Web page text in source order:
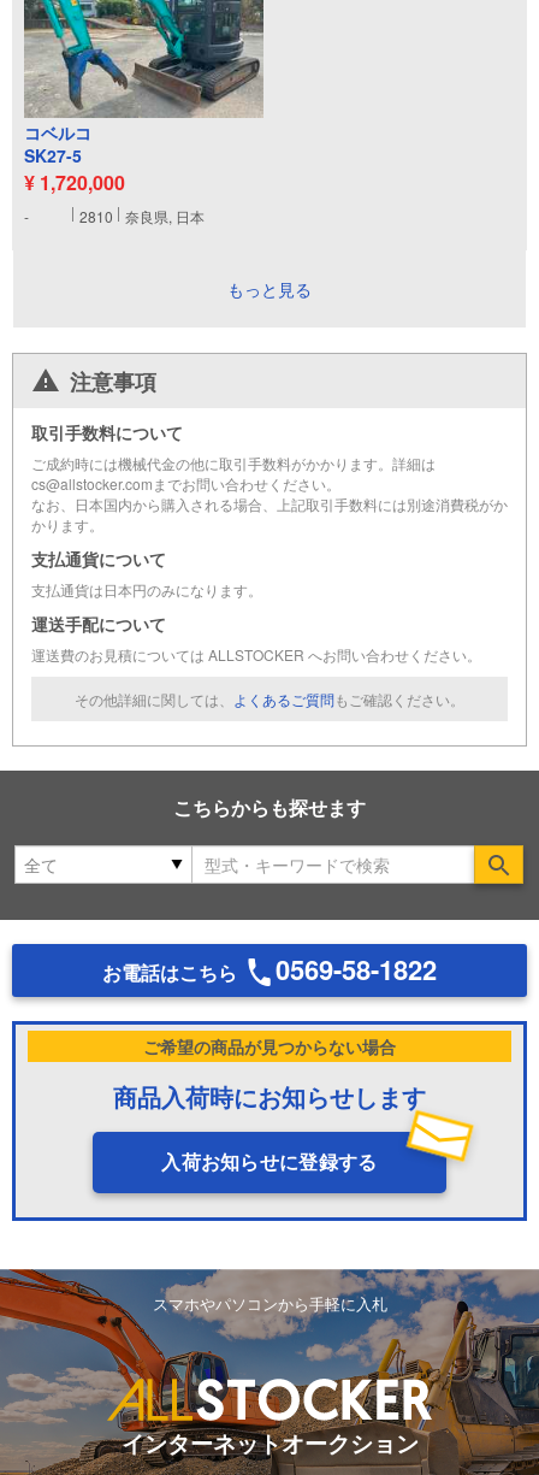
コベルコ
SK27-5
¥ 1,720,000
- 2810 奈良県, 日本
もっと見る
注意事項
取引手数料について
ご成約時には機械代金の他に取引手数料がかかります。詳細は
cs@allstocker.comまでお問い合わせください。
なお、日本国内から購入される場合、上記取引手数料には別途消費税がか
かります。
支払通貨について
支払通貨は日本円のみになります。
運送手配について
運送費のお見積については ALLSTOCKER へお問い合わせください。
その他詳細に関しては、 よくあるご質問もご確認ください。
こちらからも探せます
お電話はこちら 0569-58-1822
ご希望の商品が見つからない場合
商品入荷時にお知らせします
入荷お知らせに登録する
スマホやパソコンから手軽に入札
インターネットオークション